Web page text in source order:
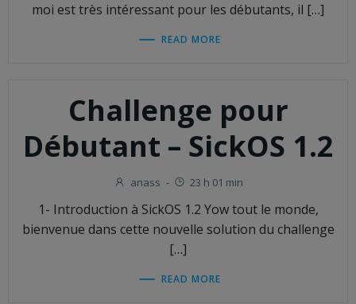
moi est très intéressant pour les débutants, il […]
READ MORE
Challenge pour
Débutant – SickOS 1.2
anass - 23 h 01 min
1- Introduction à SickOS 1.2 Yow tout le monde,
bienvenue dans cette nouvelle solution du challenge
[…]
READ MORE